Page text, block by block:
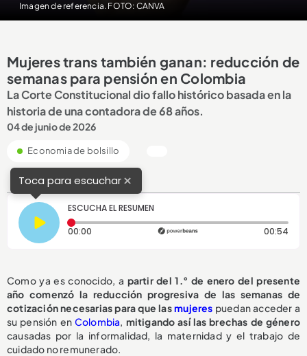
Imagen de referencia. FOTO: CANVA
Mujeres trans también ganan: reducción de
semanas para pensión en Colombia
La Corte Constitucional dio fallo histórico basada en la
historia de una contadora de 68 años.
04 de junio de 2026
Economia de bolsillo
Toca para escuchar×
ESCUCHA EL RESUMEN
00:00 Tiempo transcurrido: 0 segundos 00:54
Como ya es conocido, a partir del 1.° de enero del presente
año comenzó la reducción progresiva de las semanas de
cotización necesarias para que lasmujeres puedan acceder a
su pensión en Colombia, mitigando así las brechas de género
causadas por la informalidad, la maternidad y el trabajo de
cuidado no remunerado.